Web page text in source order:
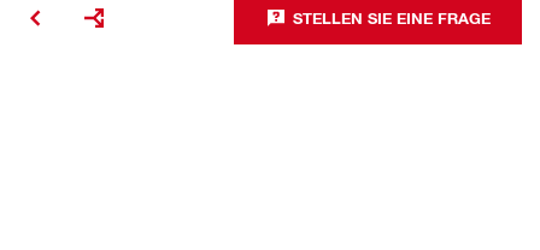
STELLEN SIE EINE FRAGE